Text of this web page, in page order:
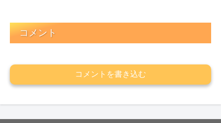
コメント
コメントを書き込む